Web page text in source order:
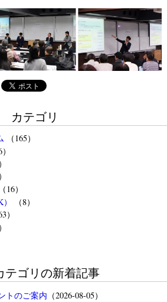
カテゴリ
（165）
16）
（8）
）
テゴリの新着記事
トのご案内 （2026-08-05）